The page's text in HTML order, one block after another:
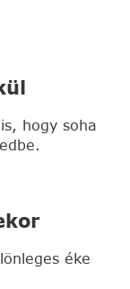
hogy soha
éke